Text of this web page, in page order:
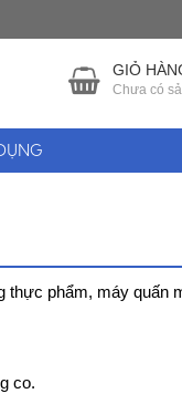
GIỎ
Chưa có
thực phẩm, máy quấn
co.